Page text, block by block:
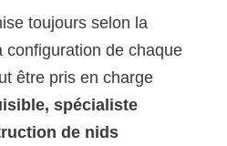
toujours selon la
configuration de chaque
être pris en charge
spécialiste
de nids